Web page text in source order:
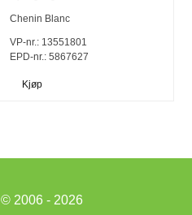
Chenin Blanc
VP-nr.:13551801
EPD-nr.: 5867627
Kjøp
© 2006 - 2026